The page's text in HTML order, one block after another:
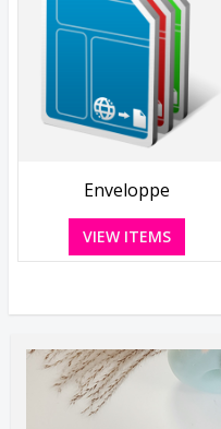
Enveloppe
VIEW ITEMS